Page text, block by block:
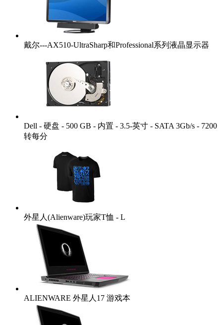
戴尔---AX510-UltraSharp和Professional系列液晶显示器
Dell - 硬盘 - 500 GB - 内置 - 3.5-英寸 - SATA 3Gb/s - 7200
转每分
外星人(Alienware)玩家T恤 - L
ALIENWARE 外星人17 游戏本